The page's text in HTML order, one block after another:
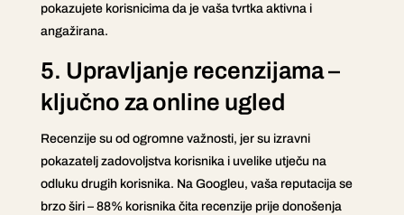
pokazujete korisnicima da je vaša tvrtka aktivna i
angažirana.
5. Upravljanje recenzijama –
ključno za online ugled
Recenzije su od ogromne važnosti, jer su izravni
pokazatelj zadovoljstva korisnika i uvelike utječu na
odluku drugih korisnika. Na Googleu, vaša reputacija se
brzo širi – 88% korisnika čita recenzije prije donošenja